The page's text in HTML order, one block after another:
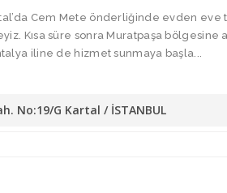
Cem Mete önderliğinde evden eve
Kısa süre sonra Muratpaşa bölgesine
iline de hizmet sunmaya başla...
No:19/G Kartal / İSTANBUL